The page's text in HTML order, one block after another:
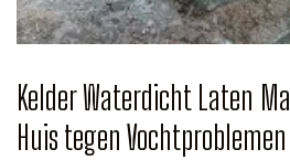
Kelder Waterdicht Laten
Huis tegen Vochtproblemen